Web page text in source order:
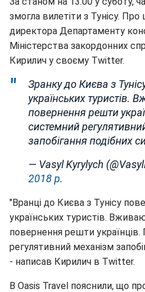
змогла вилетіти з Тунісу.
директора Департаменту
Міністерства закордонних
Кирилич у своєму Twitter.
Зранку до Києва з
українських туристів.
повернення решти
системний
запобігання подібних
— Vasyl Kyrylych
2018 р.
"Вранці до Києва з Тунісу
українських туристів.
повернення решти
регулятивний механізм
- написав Кирилич в Twitter.
В Oasis Travel пояснили, що